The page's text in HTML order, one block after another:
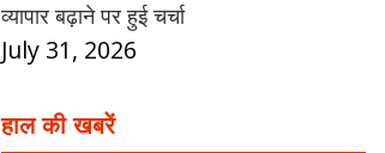
व्यापार बढ़ाने पर हुई चर्चा
July 31, 2026
हाल की खबरें